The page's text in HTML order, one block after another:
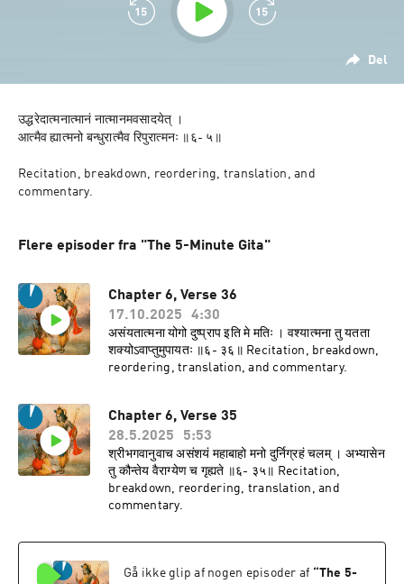
Del
उद्धरेदात्मनात्मानं नात्मानमवसादयेत् ।
आत्मैव ह्यात्मनो बन्धुरात्मैव रिपुरात्मनः ॥६- ५॥
Recitation, breakdown, reordering, translation, and
commentary.
Flere episoder fra "The 5-Minute Gita"
Chapter 6, Verse 36
17.10.2025
4:30
असंयतात्मना योगो दुष्प्राप इति मे मतिः । वश्यात्मना तु यतता
शक्योऽवाप्तुमुपायतः ॥६- ३६॥ Recitation, breakdown,
reordering, translation, and commentary.
Chapter 6, Verse 35
28.5.2025
5:53
श्रीभगवानुवाच असंशयं महाबाहो मनो दुर्निग्रहं चलम् । अभ्यासेन
तु कौन्तेय वैराग्येण च गृह्यते ॥६- ३५॥ Recitation,
breakdown, reordering, translation, and
commentary.
Gå ikke glip af nogen episoder af “The 5-